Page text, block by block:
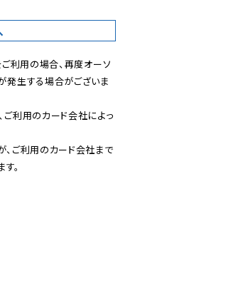
利用の場合、再度オーソ
発生する場合がございま
利用のカード会社によっ
ご利用のカード会社まで
。